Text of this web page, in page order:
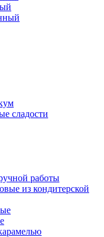
сладости
работы
из кондитерской